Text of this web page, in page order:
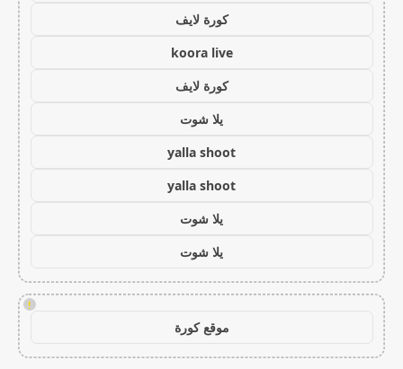
كورة لايف
koora live
كورة لايف
يلا شوت
yalla shoot
yalla shoot
يلا شوت
يلا شوت
!
موقع كورة